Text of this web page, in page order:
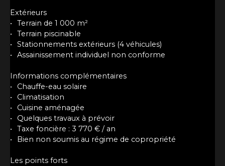
Extérieurs
Terrain de 1 000 m²
Terrain piscinable
Stationnements extérieurs (4 véhicules)
Assainissement individuel non conforme
Informations complémentaires
Chauffe-eau solaire
Climatisation
Cuisine aménagée
Quelques travaux à prévoir
Taxe foncière : 3 770 € / an
Bien non soumis au régime de copropriété
Les points forts